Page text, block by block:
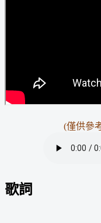
(僅供參
歌詞